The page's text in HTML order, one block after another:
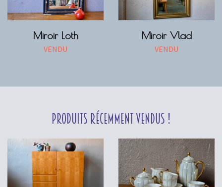
Miroir Loth
VENDU
Miroir Vlad
VENDU
Produits récemment vendus !